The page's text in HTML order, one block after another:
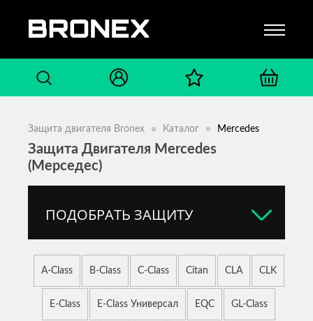
Защита двигателя Bronex Каталог Mercedes
Защита Двигателя Mercedes
(Мерседес)
ПОДОБРАТЬ ЗАЩИТУ
A-Class B-Class C-Class Citan CLA CLK
E-Class E-Class Универсал EQC GL-Class